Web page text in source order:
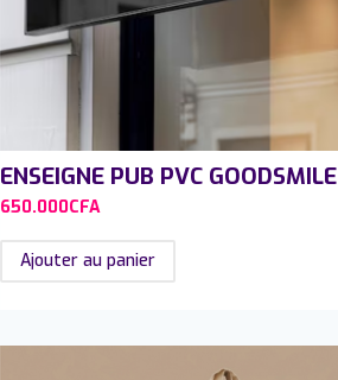
ENSEIGNE PUB PVC GOODSMILE
650.000CFA
Ajouter au panier